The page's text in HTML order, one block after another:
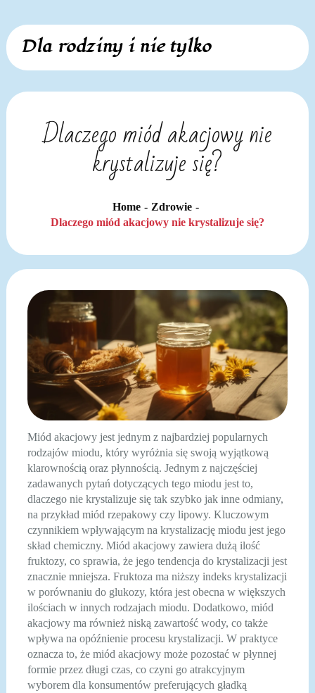
Skip
content
Dla rodziny i nie tylko
Dlaczego miód akacjowy nie
krystalizuje się?
Home
Zdrowie
Dlaczego miód akacjowy nie krystalizuje się?
Miód akacjowy jest jednym z najbardziej popularnych
rodzajów miodu, który wyróżnia się swoją wyjątkową
klarownością oraz płynnością. Jednym z najczęściej
zadawanych pytań dotyczących tego miodu jest to,
dlaczego nie krystalizuje się tak szybko jak inne odmiany,
na przykład miód rzepakowy czy lipowy. Kluczowym
czynnikiem wpływającym na krystalizację miodu jest jego
skład chemiczny. Miód akacjowy zawiera dużą ilość
fruktozy, co sprawia, że jego tendencja do krystalizacji jest
znacznie mniejsza. Fruktoza ma niższy indeks krystalizacji
w porównaniu do glukozy, która jest obecna w większych
ilościach w innych rodzajach miodu. Dodatkowo, miód
akacjowy ma również niską zawartość wody, co także
wpływa na opóźnienie procesu krystalizacji. W praktyce
oznacza to, że miód akacjowy może pozostać w płynnej
formie przez długi czas, co czyni go atrakcyjnym
wyborem dla konsumentów preferujących gładką